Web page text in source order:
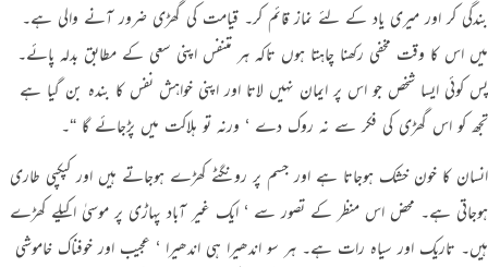
بندگی کر اور میری یاد کے لئے نماز قائم کر۔ قیامت کی گھڑی ضرور آنے والی ہے۔
میں اس کا وقت مخفی رکھنا چاہتا ہوں تاکہ ہر متنفس اپنی سعی کے مطابق بدلہ پائے۔
پس کوئی ایسا شخص جو اس پر ایمان نہیں لاتا اور اپنی خواہش نفس کا بندہ بن گیا ہے
تجھ کو اس گھڑی کی فکر سے نہ روک دے ‘ ورنہ تو ہلاکت میں پڑجائے گا “۔
انسان کا خون خشک ہوجاتا ہے اور جسم پر رونگٹے کھڑے ہوجاتے ہیں اور کپکپی طاری
ہوجاتی ہے۔ محض اس منظر کے تصور سے ‘ ایک غیر آباد پہاڑی پر موسیٰ اکیلے کھڑے
ہیں۔ تاریک اور سیاہ رات ہے۔ ہر سو اندھیرا ہی اندھیرا ‘ عجیب اور خوفناک خاموشی